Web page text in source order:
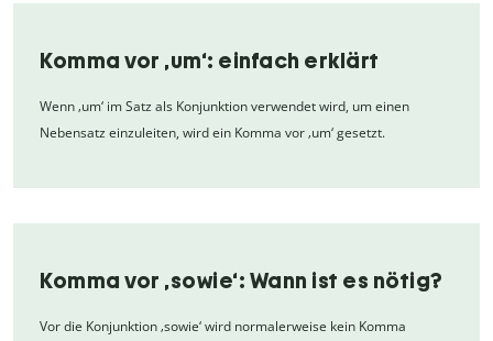
Komma vor ‚um‘: einfach erklärt
Wenn ‚um‘ im Satz als Konjunktion verwendet wird, um einen
Nebensatz einzuleiten, wird ein Komma vor ‚um‘ gesetzt.
Komma vor ‚sowie‘: Wann ist es nötig?
Vor die Konjunktion ‚sowie‘ wird normalerweise kein Komma